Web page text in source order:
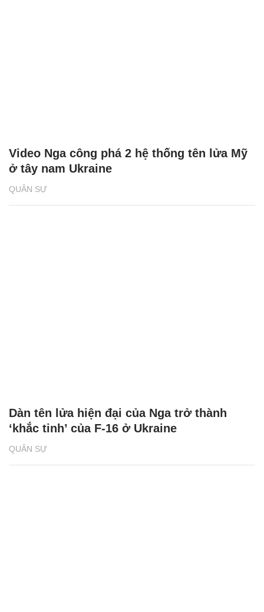
QUÂN SỰ
Video Nga công phá 2 hệ thống tên lửa Mỹ
ở tây nam Ukraine
QUÂN SỰ
Dàn tên lửa hiện đại của Nga trở thành
‘khắc tinh’ của F-16 ở Ukraine